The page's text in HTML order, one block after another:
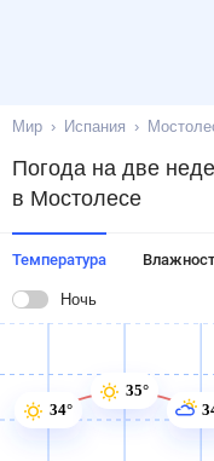
Мир Испания
Погода на две
в Мостолесе
Температура
Ночь
34°
35°